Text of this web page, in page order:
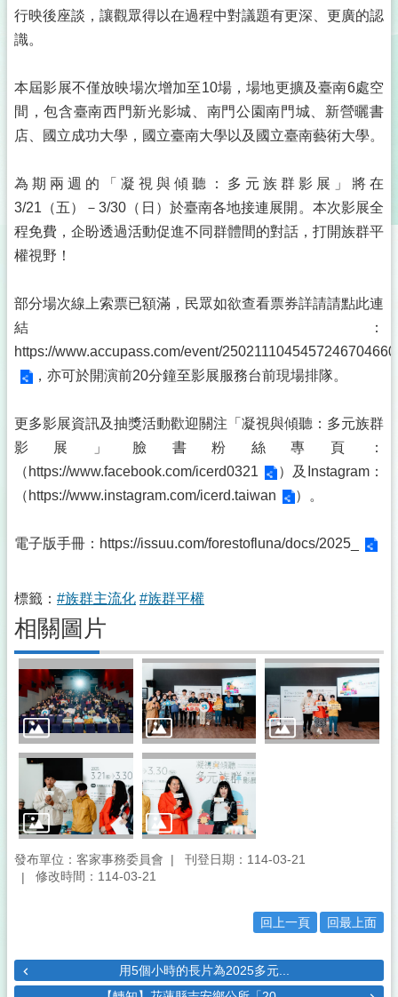
行映後座談，讓觀眾得以在過程中對議題有更深、更廣的認
識。
本屆影展不僅放映場次增加至10場，場地更擴及臺南6處空
間，包含臺南西門新光影城、南門公園南門城、新營曬書
店、國立成功大學，國立臺南大學以及國立臺南藝術大學。
為期兩週的「凝視與傾聽：多元族群影展」將在
3/21（五）－3/30（日）於臺南各地接連展開。本次影展全
程免費，企盼透過活動促進不同群體間的對話，打開族群平
權視野！
部分場次線上索票已額滿，民眾如欲查看票券詳請請點此連
結：
https://www.accupass.com/event/2502111045457246704660
，亦可於開演前20分鐘至影展服務台前現場排隊。
更多影展資訊及抽獎活動歡迎關注「凝視與傾聽：多元族群
影展」臉書粉絲專頁：
（ https://www.facebook.com/icerd0321
）及Instagram：
（ https://www.instagram.com/icerd.taiwan ）。
電子版手冊： https://issuu.com/forestofluna/docs/2025_
標籤： #族群主流化 #族群平權
相關圖片
發布單位：客家事務委員會
刊登日期：114-03-21
修改時間：114-03-21
回上一頁 回最上面
用5個小時的長片為2025多元...